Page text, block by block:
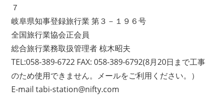
７
岐阜県知事登録旅行業 第３－１９６号
全国旅行業協会正会員
総合旅行業務取扱管理者 椋木昭夫
TEL:058-389-6722 FAX: 058-389-6792(8月20日まで工事
のため使用できません。メールをご利用ください。）
E-mail tabi-station@nifty.com